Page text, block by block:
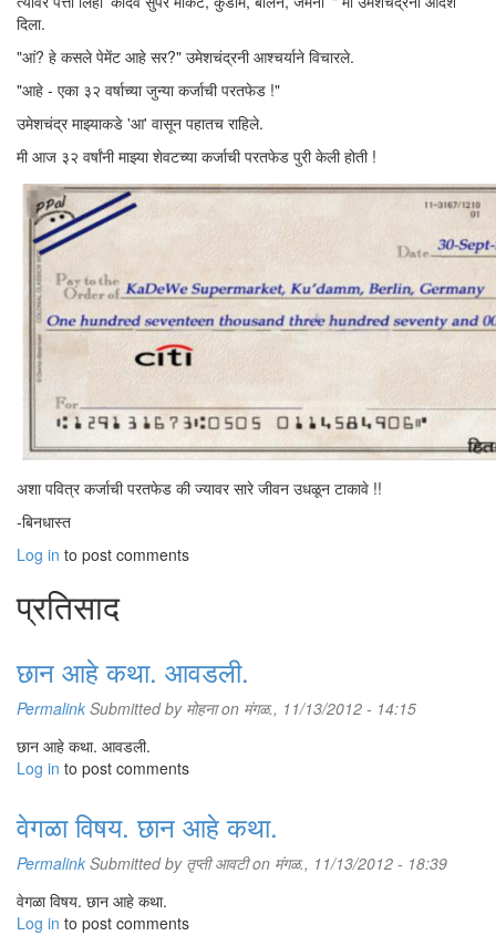
दिला.
"आं? हे कसले पेमेंट आहे सर?" उमेशचंद्रनी आश्चर्याने विचारले.
"आहे - एका ३२ वर्षाच्या जुन्या कर्जाची परतफेड !"
उमेशचंद्र माझ्याकडे 'आ' वासून पहातच राहिले.
मी आज ३२ वर्षांनी माझ्या शेवटच्या कर्जाची परतफेड पुरी केली होती !
अशा पवित्र कर्जाची परतफेड की ज्यावर सारे जीवन उधळून टाकावे !!
-बिनधास्त
Log in to post comments
प्रतिसाद
छान आहे कथा. आवडली.
Permalink Submitted by मोहनाon मंगळ., 11/13/2012 - 14:15
छान आहे कथा. आवडली.
Log in to post comments
वेगळा विषय. छान आहे कथा.
Permalink Submitted by तृप्ती आवटीon मंगळ., 11/13/2012 - 18:39
वेगळा विषय. छान आहे कथा.
Log in to post comments